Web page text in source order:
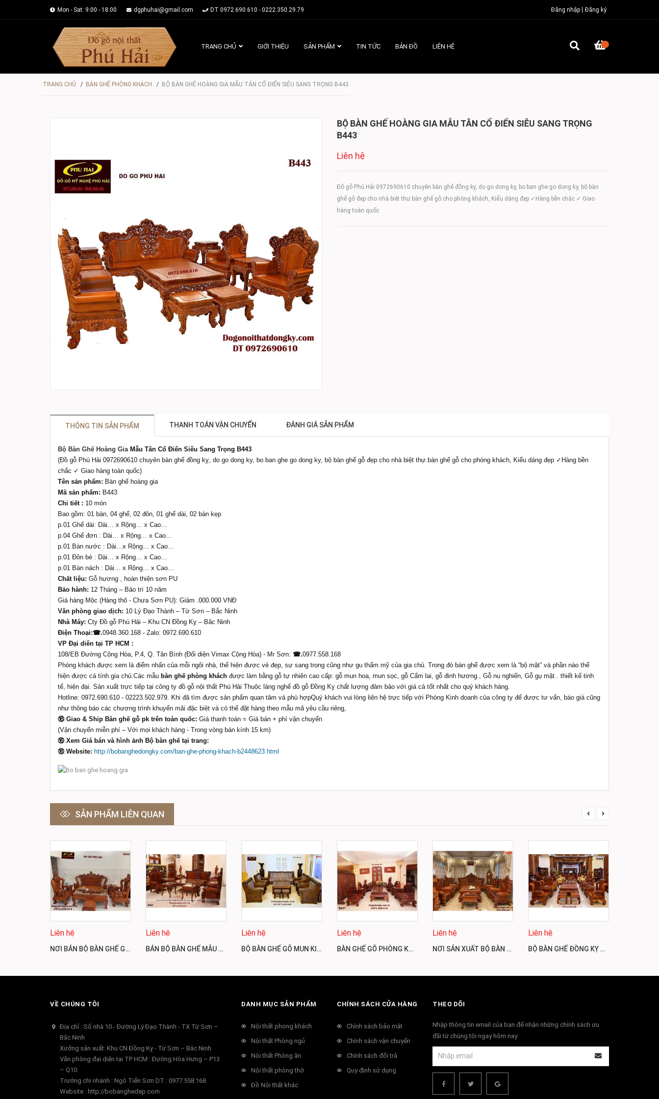
Mon - Sat: 9:00 - 18:00 dgphuhai@gmail.com DT 0972.690.610 - 0222.350.29.79 Đăng nhập Đăng ký
TRANG CHỦ GIỚI THIỆU SẢN PHẨM TIN TỨC BẢN ĐỒ LIÊN HỆ
TRANG CHỦ / BÀN GHẾ PHÒNG KHÁCH / BỘ BÀN GHẾ HOÀNG GIA MẪU TÂN CỔ ĐIỂN SIÊU SANG TRỌNG B443
BỘ BÀN GHẾ HOÀNG GIA MẪU TÂN CỔ ĐIỂN SIÊU SANG TRỌNG
B443
Liên hệ
Đồ gỗ Phú Hải 0972690610 chuyên bàn ghế đồng kỵ, do go dong ky, bo ban ghe go dong ky, bộ bàn
ghế gỗ đẹp cho nhà biệt thự.bàn ghế gỗ cho phòng khách, Kiểu dáng đẹp ✓Hàng bền chắc ✓ Giao
hàng toàn quốc
THÔNG TIN SẢN PHẨM THANH TOÁN VẬN CHUYỂN ĐÁNH GIÁ SẢN PHẨM
Bộ Bàn Ghế Hoàng GiaMẫu Tân Cổ Điển Siêu Sang Trọng B443
(Đồ gỗ Phú Hải 0972690610 chuyên bàn ghế đồng kỵ, do go dong ky, bo ban ghe go dong ky, bộ bàn ghế gỗ đẹp cho nhà biệt thự.bàn ghế gỗ cho phòng khách, Kiểu dáng đẹp ✓Hàng bền
chắc ✓ Giao hàng toàn quốc)
Tên sản phẩm: Bàn ghế hoàng gia
Mã sản phẩm: B443
Chi tiết : 10 món
Bao gồm: 01 bàn, 04 ghế, 02 đôn, 01 ghế dài, 02 bàn kẹp
p.01 Ghế dài: Dài… x Rộng… x Cao…
p.04 Ghế đơn : Dài… x Rộng… x Cao…
p.01 Bàn nước : Dài…x Rộng… x Cao…
p.01 Đôn bé : Dài… x Rộng… x Cao…
p.01 Bàn nách : Dài… x Rộng… x Cao…
Chất liệu: Gỗ hương , hoàn thiện sơn PU
Bảo hành: 12 Tháng – Bảo trì 10 năm
Giá hàng Mộc (Hàng thô - Chưa Sơn PU): Giảm .000.000 VNĐ
Văn phòng giao dịch: 10 Lý Đạo Thành – Từ Sơn – Bắc Ninh
Nhà Máy: Cty Đồ gỗ Phú Hải – Khu CN Đồng Kỵ – Băc Ninh
Điện Thoại:☎.0948.360.168 - Zalo: 0972.690.610
VP Đại diên tại TP HCM :
108/EB Đường Cộng Hòa, P.4, Q. Tân Bình (Đối diện Vimax Cộng Hòa) - Mr Sơn: ☎.0977.558.168
Phòng khách được xem là điểm nhấn của mỗi ngôi nhà, thể hiện được vẻ đẹp, sự sang trọng cũng như gu thẩm mỹ của gia chủ. Trong đó bàn ghế được xem là “bộ mặt” và phần nào thể
hiện được cá tính gia chủ.Các mẫu bàn ghế phòng khách được làm bằng gỗ tự nhiên cao cấp: gỗ mun hoa, mun sọc, gỗ Cẩm lai, gỗ đinh hương., Gỗ nu nghiến, Gỗ gụ mật.. thiết kế tinh
tế, hiện đại. Sản xuất trực tiếp tại công ty đồ gỗ nội thất Phú Hải Thuộc làng nghế đồ gỗ Đồng Kỵ chất lượng đảm bảo với giá cả tốt nhất cho quý khách hàng.
Hotline: 0972.690.610 - 02223.502.979. Khi đã tìm được sản phẩm quan tâm và phù hợpQuý khách vui lòng liên hệ trực tiếp với Phòng Kinh doanh của công ty để được tư vấn, báo giá cũng
như thông báo các chương trình khuyến mãi đặc biệt và có thể đặt hàng theo mẫu mã yêu cầu riêng,
⑯.Giao & Ship Bàn ghế gỗ pk trên toàn quốc: Giá thanh toán = Giá bán + phí vận chuyển
(Vận chuyển miễn phí – Với mọi khách hàng - Trong vòng bán kính 15 km)
⑯.Xem Giá bán và hình ảnh Bộ bàn ghế tại trang:
⑯.Website: http://bobanghedongky.com/ban-ghe-phong-khach-b2448623.html
SẢN PHẨM LIÊN QUAN
Liên hệ
NƠI BÁN BỘ BÀN GHẾ GIÁ RẺ TAY NGHỆ C12CM GỖ HƯƠNG B444
Liên hệ
BÁN BỘ BÀN GHẾ MẪU TÂN CỔ ĐIỂN CHO NHÀ BIỆT THỰ B441
Liên hệ
BỘ BÀN GHẾ GỖ MUN KIỂU SOFA HIỆN ĐẠI CHO PHÒNG KHÁCH VIP B442
Liên hệ
BÀN GHẾ GỖ PHÒNG KHÁCH ĐẸP KIỂU SƠN THỦY B437
Liên hệ
NƠI SẢN XUẤT BỘ BÀN GHẾ HOÀNG GIA GỖ GÕ ĐỎ UY TÍN NHẤT B432
Liên hệ
BỘ BÀN GHẾ ĐỒNG KỴ KIỂU DÁNG ĐẸP & SANG TRỌNG B440
VỀ CHÚNG TÔI
Địa chỉ : Số nhà 10 - Đường Lý Đạo Thành - TX Từ Sơn –
Băc Ninh
Xưởng sản xuất: Khu CN Đồng Kỵ - Từ Sơn – Bắc Ninh
Văn phòng đại diện tai TP HCM : Đường Hòa Hưng – P13
– Q10
Trướng chi nhánh : Ngô Tiến Sơn DT : 0977.558.168
Website : http://bobanghedep.com
DANH MỤC SẢN PHẨM
Nội thất phong khách
Nội thất Phòng ngủ
Nội thất Phòng ăn
Nội thất phòng thờ
Đồ Nội thất khác
CHÍNH SÁCH CỬA HÀNG
Chính sách bảo mật
Chính sách vận chuyển
Chính sách đổi trả
Quy định sử dụng
THEO DÕI
Nhập thông tin email của bạn để nhận những chính sách ưu
đãi từ chúng tôi ngay hôm nay